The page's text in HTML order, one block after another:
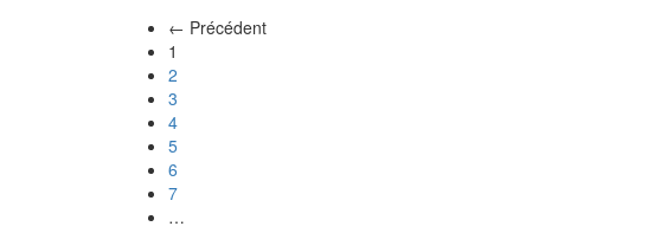
← Précédent
1
2
3
4
5
6
7
…